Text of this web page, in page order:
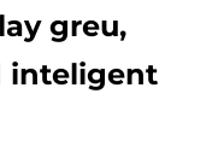
greu,
inteligent